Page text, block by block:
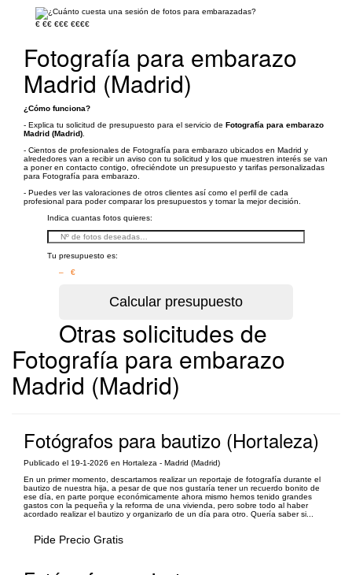
€ €€ €€€ €€€€
Fotografía para embarazo
Madrid (Madrid)
¿Cómo funciona?
- Explica tu solicitud de presupuesto para el servicio de Fotografía para embarazo
Madrid (Madrid)
- Cientos de profesionales de Fotografía para embarazo ubicados en Madrid y
alrededores van a recibir un aviso con tu solicitud y los que muestren interés se van
a poner en contacto contigo, ofreciéndote un presupuesto y tarifas personalizadas
para Fotografía para embarazo.
- Puedes ver las valoraciones de otros clientes así como el perfil de cada
profesional para poder comparar los presupuestos y tomar la mejor decisión.
Indica cuantas fotos quieres:
Tu presupuesto es:
– €
Otras solicitudes de
Fotografía para embarazo
Madrid (Madrid)
Fotógrafos para bautizo (Hortaleza)
Publicado el 19-1-2026 en Hortaleza - Madrid (Madrid)
En un primer momento, descartamos realizar un reportaje de fotografía durante el
bautizo de nuestra hija, a pesar de que nos gustaría tener un recuerdo bonito de
ese día, en parte porque económicamente ahora mismo hemos tenido grandes
gastos con la pequeña y la reforma de una vivienda, pero sobre todo al haber
acordado realizar el bautizo y organizarlo de un día para otro. Quería saber si...
Pide Precio Gratis